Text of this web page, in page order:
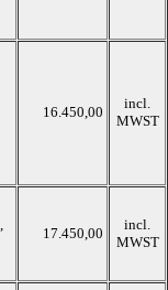
16.450,00
incl.
MWST
17.450,00
incl.
MWST